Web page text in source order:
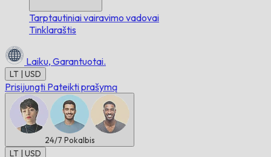
Tarptautiniai vairavimo vadovai
Tinklaraštis
Laiku, Garantuotai.
LT | USD
Prisijungti Pateikti prašymą
24/7 Pokalbis
LT | USD